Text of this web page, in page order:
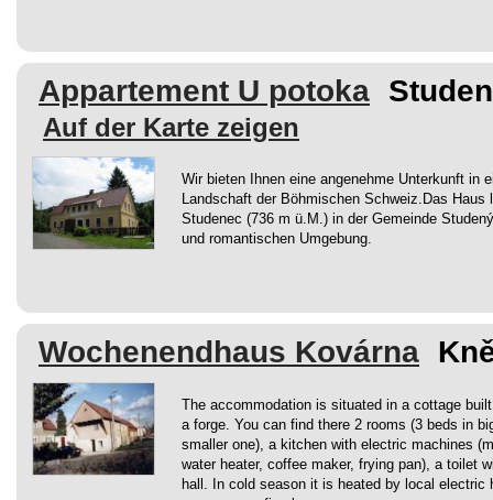
Appartement U potoka
Auf der Karte zeigen
Wir bieten Ihnen eine angenehme Unterkunft in
Landschaft der Böhmischen Schweiz.Das
Studenec (736 m ü.M.) in der Gemeinde
und romantischen Umgebung.
Wochenendhaus Kovárna
The accommodation is situated in a cottage
a forge. You can find there 2 rooms (3 beds in
smaller one), a kitchen with electric machines
water heater, coffee maker, frying pan), a toilet
hall. In cold season it is heated by local electric